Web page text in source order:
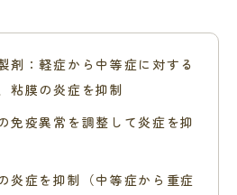
剤：軽症から中等症に対する
粘膜の炎症を抑制
免疫異常を調整して炎症を抑
炎症を抑制（中等症から重症